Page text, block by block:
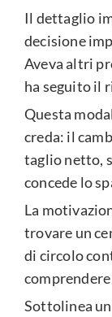
Il dettaglio
decisione
Aveva altri
ha seguito il
Questa
creda: il
taglio netto,
concede lo
La
trovare un
di circolo
Sottolinea